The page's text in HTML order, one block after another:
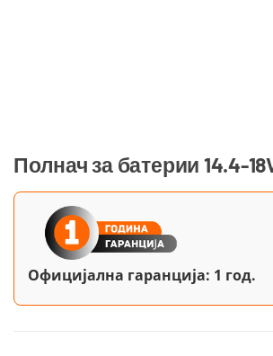
Полнач за батерии 14.4-
Официјална гаранција: 1 год.